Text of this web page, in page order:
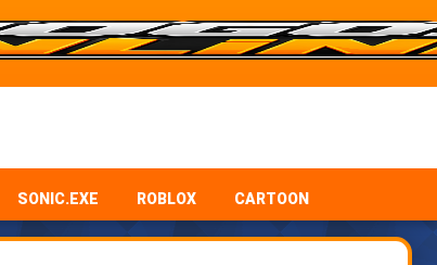
SONIC.EXE ROBLOX CARTOON